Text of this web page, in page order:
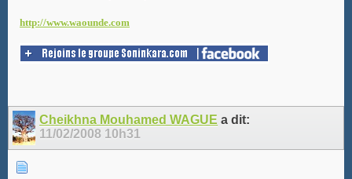
http://www.waounde.com
Cheikhna Mouhamed WAGUE a dit:
11/02/2008 10h31